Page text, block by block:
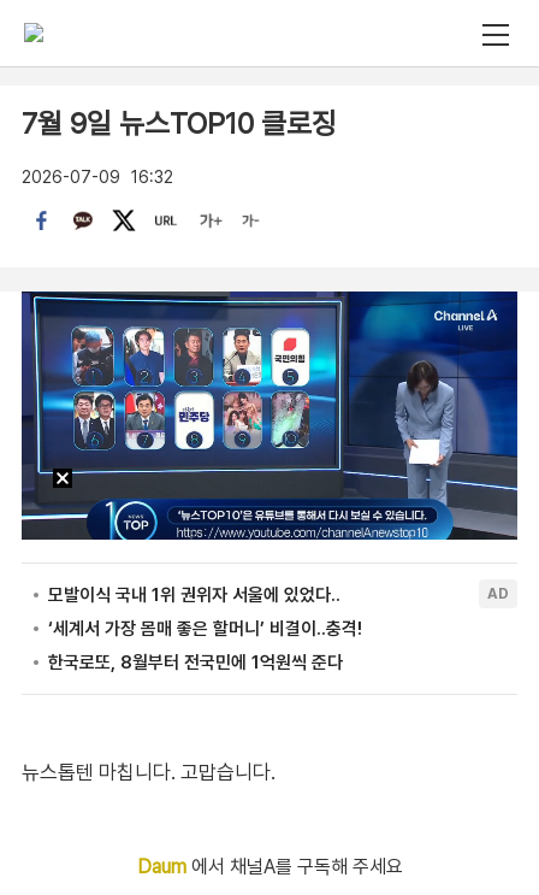
7월 9일 뉴스TOP10 클로징
2026-07-09 16:32
뉴스톱텐 마칩니다. 고맙습니다.
Daum에서 채널A를 구독해 주세요